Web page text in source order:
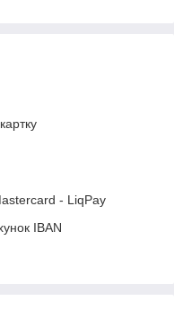
- LiqPay
IBAN